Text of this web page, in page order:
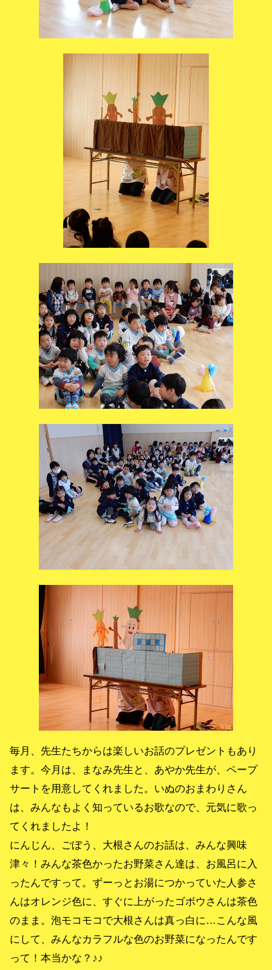
毎月、先生たちからは楽しいお話のプレゼントもあり
ます。今月は、まなみ先生と、あやか先生が、ペープ
サートを用意してくれました。いぬのおまわりさん
は、みんなもよく知っているお歌なので、元気に歌っ
てくれましたよ！
にんじん、ごぼう、大根さんのお話は、みんな興味
津々！みんな茶色かったお野菜さん達は、お風呂に入
ったんですって。ずーっとお湯につかっていた人参さ
んはオレンジ色に、すぐに上がったゴボウさんは茶色
のまま。泡モコモコで大根さんは真っ白に…こんな風
にして、みんなカラフルな色のお野菜になったんです
って！本当かな？♪♪